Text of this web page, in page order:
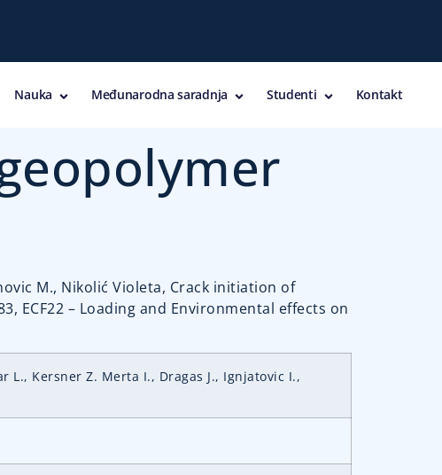
Nauka Međunarodna saradnja Studenti Kontakt
M., Nikolić Violeta, Crack initiation of
ECF22 – Loading and Environmental effects on
L., Kersner Z. Merta I., Dragas J., Ignjatovic I.,